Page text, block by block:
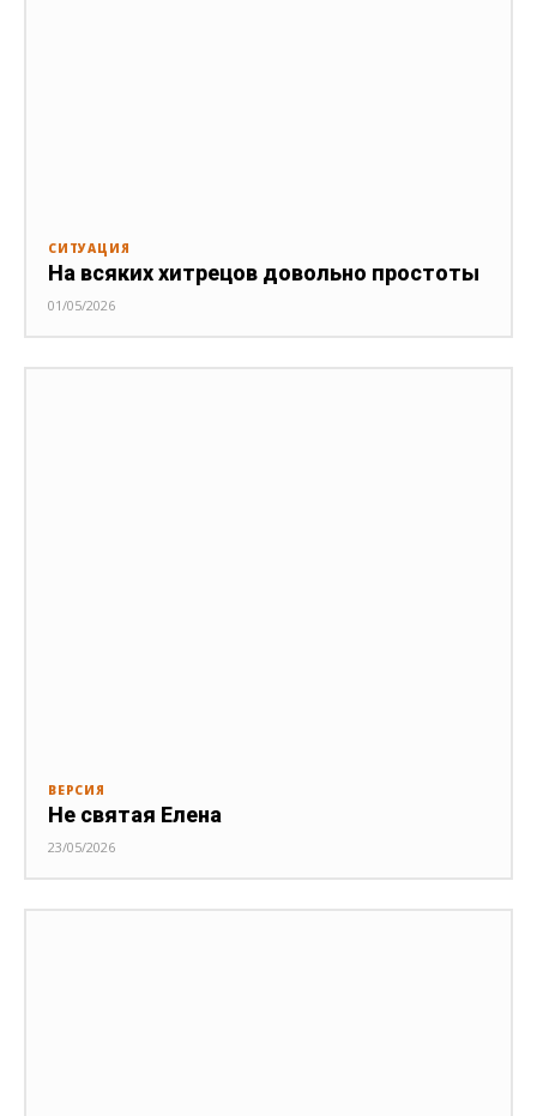
СИТУАЦИЯ
На всяких хитрецов довольно простоты
01/05/2026
ВЕРСИЯ
Не святая Елена
23/05/2026